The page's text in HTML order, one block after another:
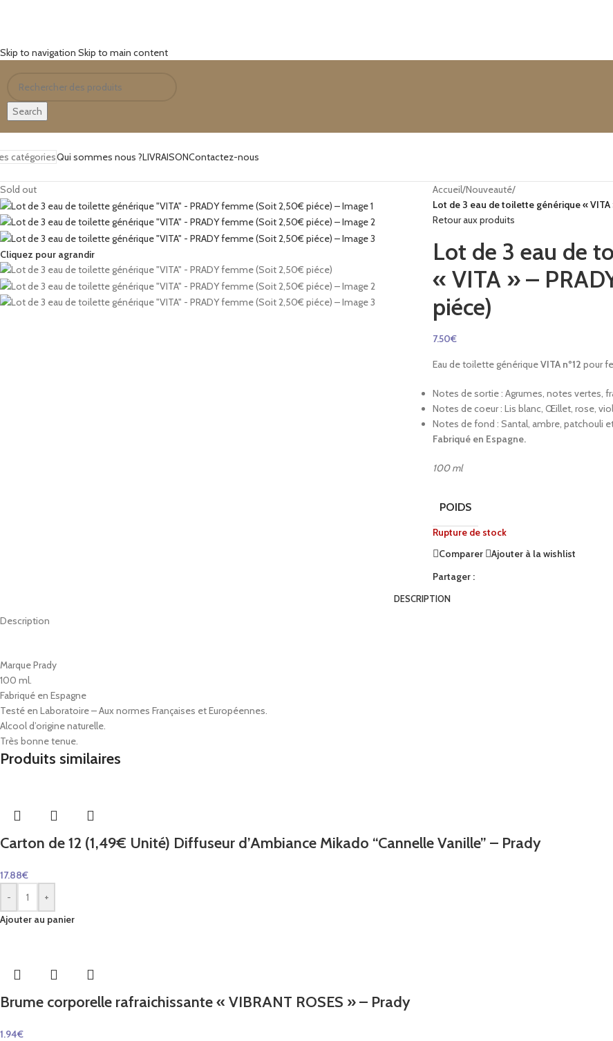
Skip to navigation Skip to main content
Search
catégoriesQui sommes nous ?LIVRAISONContactez-nous
Sold out
Cliquez pour agrandir
Accueil/Nouveauté/
Lot de 3 eau de toilette générique «
Retour aux produits
Lot de 3 eau de
« VITA » –
piéce)
7.50€
Eau de toilette génériqueVITAnº12 pour
Notes de sortie : Agrumes, notes vertes,
Notes de coeur : Lis blanc, Œillet, rose,
Notes de fond : Santal, ambre, patchouli
Fabriqué en Espagne.
100 ml
POIDS
Rupture de stock
Comparer
Ajouter à la wishlist
Partager :
DESCRIPTION
Description
Marque Prady
100 ml.
Fabriqué en Espagne
Testé en Laboratoire – Aux normes Françaises et Européennes.
Alcool d’origine naturelle.
Très bonne tenue.
Produits similaires
Carton de 12 (1,49€ Unité) Diffuseur d’Ambiance Mikado “Cannelle Vanille” – Prady
17.88€
-
+
Ajouter au panier
Brume corporelle rafraichissante « VIBRANT ROSES » – Prady
1.94€